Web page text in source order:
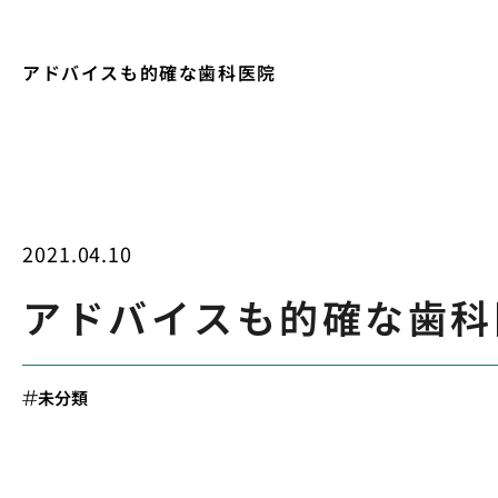
アドバイスも的確な歯科医院
2021.04.10
アドバイスも的確な歯
未分類